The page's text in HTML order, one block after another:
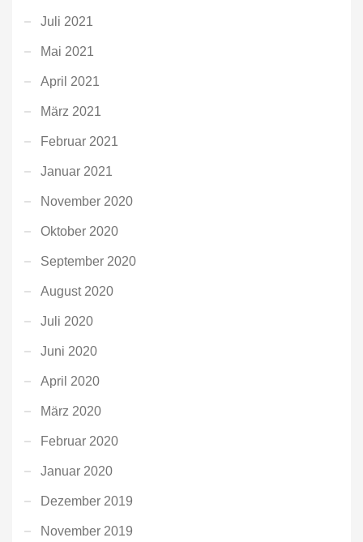
Juli 2021
Mai 2021
April 2021
März 2021
Februar 2021
Januar 2021
November 2020
Oktober 2020
September 2020
August 2020
Juli 2020
Juni 2020
April 2020
März 2020
Februar 2020
Januar 2020
Dezember 2019
November 2019